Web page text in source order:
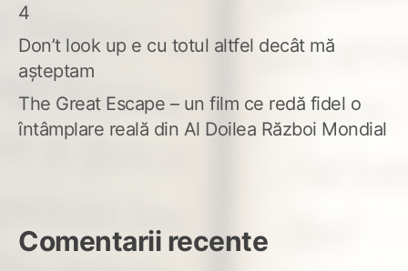
4
Don’t look up e cu totul altfel decât mă
așteptam
The Great Escape – un film ce redă fidel o
întâmplare reală din Al Doilea Război Mondial
Comentarii recente